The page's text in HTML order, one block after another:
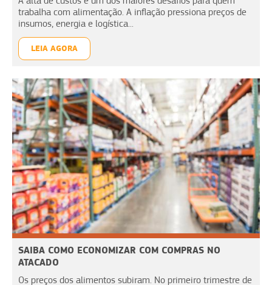
trabalha com alimentação. A inflação pressiona preços de
insumos, energia e logística...
LEIA AGORA
SAIBA COMO ECONOMIZAR COM COMPRAS NO
ATACADO
Os preços dos alimentos subiram. No primeiro trimestre de